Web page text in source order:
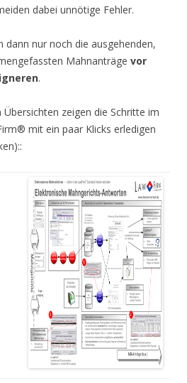
dabei unnötige Fehler.
dann nur noch die ausgehenden,
Mahnanträge vor
.
zeigen die Schritte im
mit ein paar Klicks erledigen